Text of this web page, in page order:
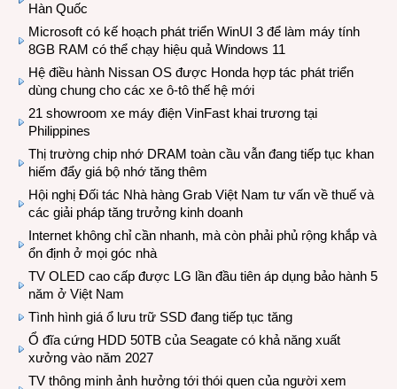
Hàn Quốc
Microsoft có kế hoạch phát triển WinUI 3 để làm máy tính
8GB RAM có thể chạy hiệu quả Windows 11
Hệ điều hành Nissan OS được Honda hợp tác phát triển
dùng chung cho các xe ô-tô thế hệ mới
21 showroom xe máy điện VinFast khai trương tại
Philippines
Thị trường chip nhớ DRAM toàn cầu vẫn đang tiếp tục khan
hiếm đẩy giá bộ nhớ tăng thêm
Hội nghị Đối tác Nhà hàng Grab Việt Nam tư vấn về thuế và
các giải pháp tăng trưởng kinh doanh
Internet không chỉ cần nhanh, mà còn phải phủ rộng khắp và
ổn định ở mọi góc nhà
TV OLED cao cấp được LG lần đầu tiên áp dụng bảo hành 5
năm ở Việt Nam
Tình hình giá ổ lưu trữ SSD đang tiếp tục tăng
Ổ đĩa cứng HDD 50TB của Seagate có khả năng xuất
xưởng vào năm 2027
TV thông minh ảnh hưởng tới thói quen của người xem